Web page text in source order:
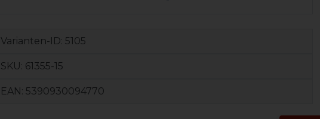
Varianten-ID: 5105
SKU: 61355-15
EAN: 5390930094770